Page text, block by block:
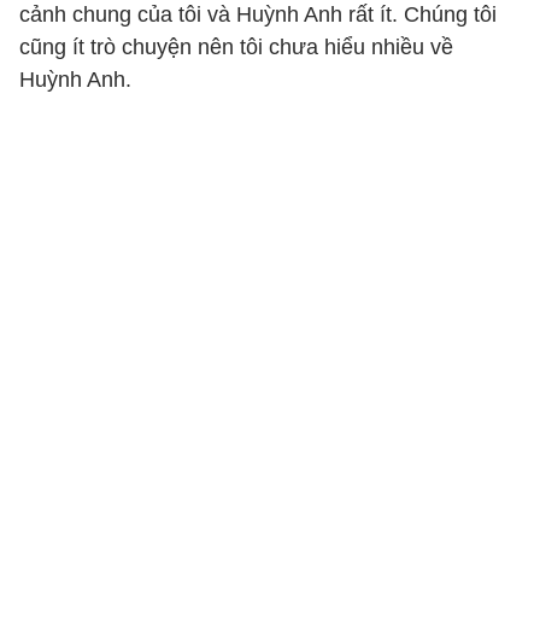
cảnh chung của tôi và Huỳnh Anh rất ít. Chúng tôi
cũng ít trò chuyện nên tôi chưa hiểu nhiều về
Huỳnh Anh.